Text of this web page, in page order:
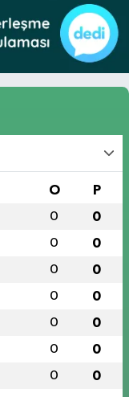
O P
0 0
0 0
0 0
0 0
0 0
0 0
0 0